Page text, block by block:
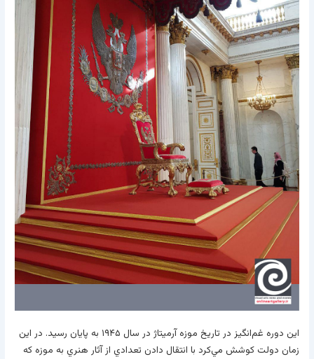
اين دوره غم‌انگيز در تاريخ موزه آرميتاژ در سال ۱۹۴۵ به پايان رسيد. در اين
زمان دولت کوشش مي‌کرد با انتقال دادن تعدادي از آثار هنري به موزه که